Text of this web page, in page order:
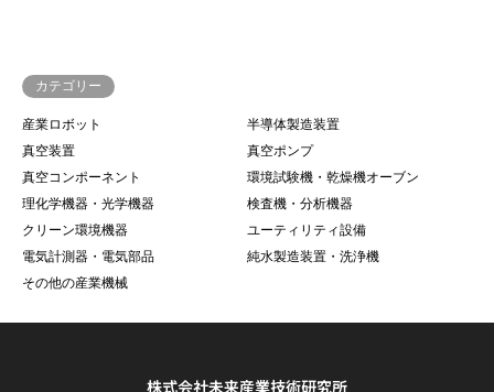
カテゴリー
産業ロボット
半導体製造装置
真空装置
真空ポンプ
真空コンポーネント
環境試験機・乾燥機オーブン
理化学機器・光学機器
検査機・分析機器
クリーン環境機器
ユーティリティ設備
電気計測器・電気部品
純水製造装置・洗浄機
その他の産業機械
株式会社未来産業技術研究所